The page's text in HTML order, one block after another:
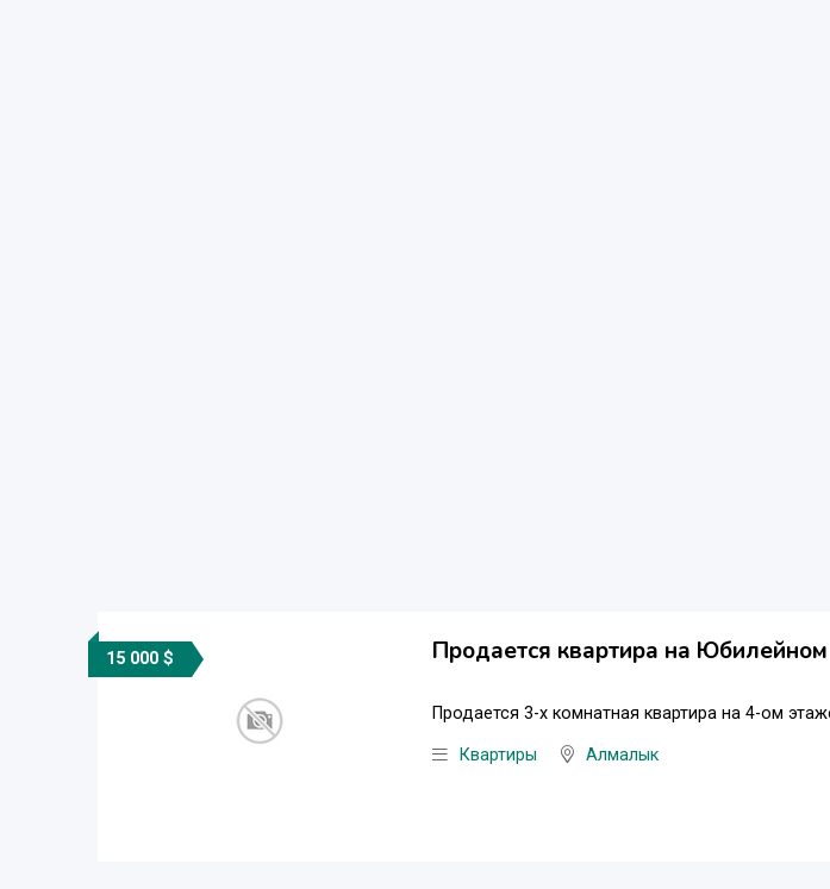
15 000 $ Продается квартира на Юбилейном
Продается 3-х комнатная квартира на 4-ом
Квартиры Алмалык